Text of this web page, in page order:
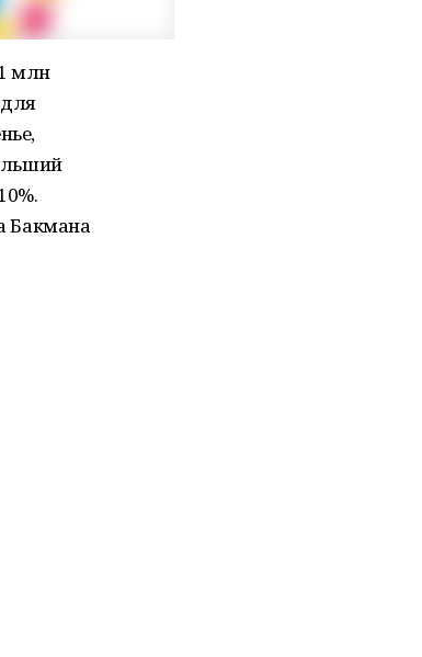
млн
Бакмана